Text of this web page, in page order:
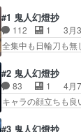
秋津が作った簪っ
染吾郎きちゃーー
面白いな。秋津染
新キャラが出てき
甚夜の同業者らし
も、いつか蛤になる
#1 鬼人幻燈抄
112 1
3月
全集中も日輪刀も
ぎる！！！！！！
ら始まるメインの
雪が好きだが、白
い画がヤバすぎて
#2 鬼人幻燈抄
83 1
4月
キャラの顔立ち
いえばMBSでこの
#3 鬼人幻燈抄